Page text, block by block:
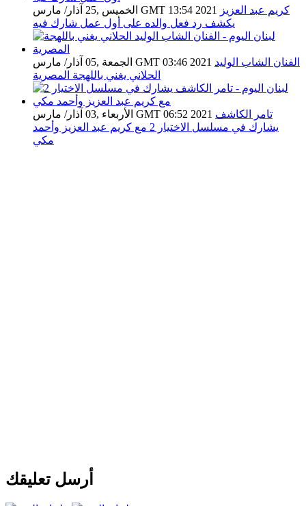
الخميس ,25 آذار/ مارس GMT 13:54 2021
كريم عبد العزيز
يكشف رد فعل والده على أول عمل شارك فيه
الجمعة ,05 آذار/ مارس GMT 03:46 2021 الفنان الشاب الوليد
الحلاني يغني باللهجة المصرية
الأربعاء ,03 آذار/ مارس GMT 06:52 2021 تامر الكاشف
يشارك في مسلسل الاختيار 2 مع كريم عبد العزيز وأحمد
مكي
أرسل تعليقك